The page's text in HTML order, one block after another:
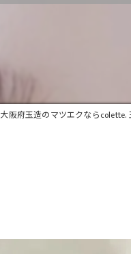
大阪府玉造のマツエクならcolette.